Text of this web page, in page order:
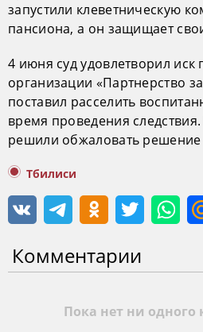
запустили клеветническую
пансиона, а он защищает
4 июня суд удовлетворил
организации «Партнерство
поставил расселить
время проведения
решили обжаловать решение
Тбилиси
Комментарии
Пока нет ни